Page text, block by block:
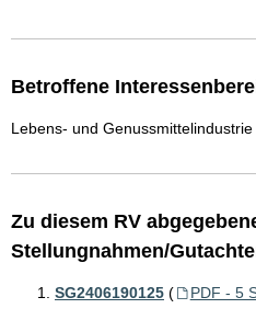
Betroffene
Lebens- und Genussmittelindustrie
Zu diesem RV
Stellungnahmen/
SG2406190125 ( PDF - 5